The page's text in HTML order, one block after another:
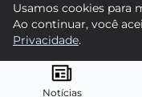
Notícias
nenhum lance e
rumo às vitórias!
© 2026
Usamos cookies para
Ao continuar, você
Privacidade.